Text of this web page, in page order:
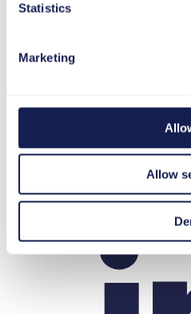
Statistics
Marketing
Allow
Footer
LinkedIn